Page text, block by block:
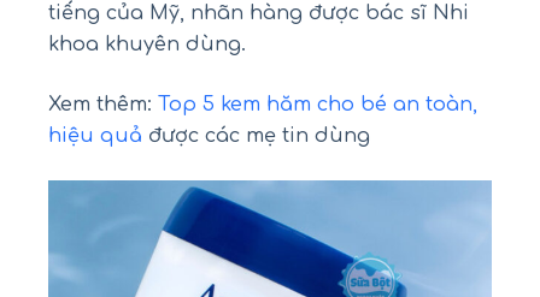
tiếng của Mỹ, nhãn hàng được bác sĩ Nhi
khoa khuyên dùng.
Xem thêm: Top 5 kem hăm cho bé an toàn,
hiệu quả được các mẹ tin dùng